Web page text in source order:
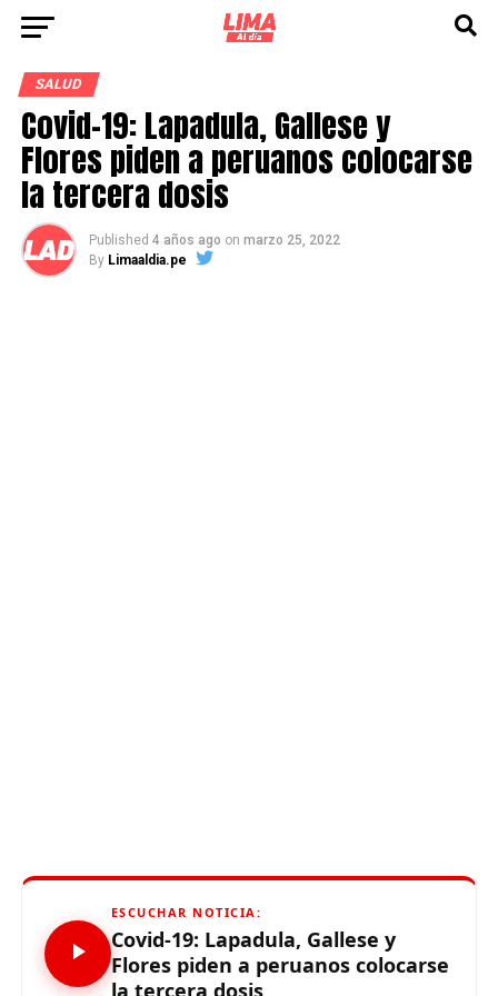
SALUD
Covid-19: Lapadula, Gallese y
Flores piden a peruanos colocarse
la tercera dosis
Published 4 años ago on marzo 25, 2022
By Limaaldia.pe
ESCUCHAR NOTICIA:
Covid-19: Lapadula, Gallese y
Flores piden a peruanos colocarse
la tercera dosis